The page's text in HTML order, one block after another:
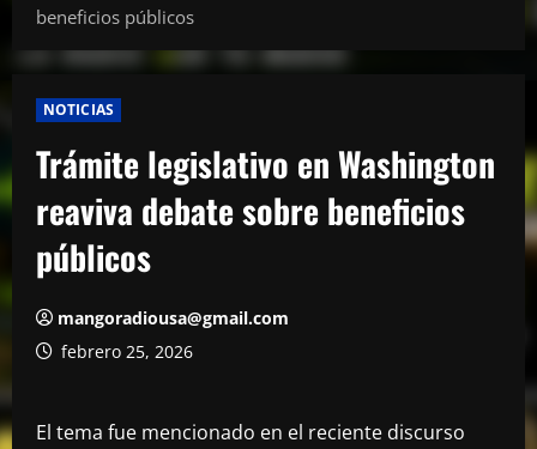
beneficios públicos
NOTICIAS
Trámite legislativo en Washington
reaviva debate sobre beneficios
públicos
mangoradiousa@gmail.com
febrero 25, 2026
El tema fue mencionado en el reciente discurso